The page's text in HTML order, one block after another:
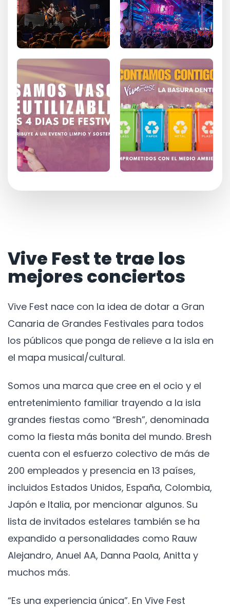
Vive Fest te trae los
mejores conciertos
Vive Fest nace con la idea de dotar a Gran
Canaria de Grandes Festivales para todos
los públicos que ponga de relieve a la isla en
el mapa musical/cultural.
Somos una marca que cree en el ocio y el
entretenimiento familiar trayendo a la isla
grandes fiestas como “Bresh”, denominada
como la fiesta más bonita del mundo. Bresh
cuenta con el esfuerzo colectivo de más de
200 empleados y presencia en 13 países,
incluidos Estados Unidos, España, Colombia,
Japón e Italia, por mencionar algunos. Su
lista de invitados estelares también se ha
expandido a personalidades como Rauw
Alejandro, Anuel AA, Danna Paola, Anitta y
muchos más.
“Es una experiencia única”. En Vive Fest